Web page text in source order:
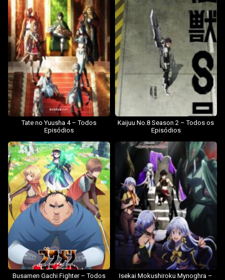
Tate no Yuusha 4 – Todos
Episódios
Kaijuu No.8 Season 2 – Todos os
Episódios
Busamen Gachi Fighter – Todos
Isekai Mokushiroku Mynoghra –